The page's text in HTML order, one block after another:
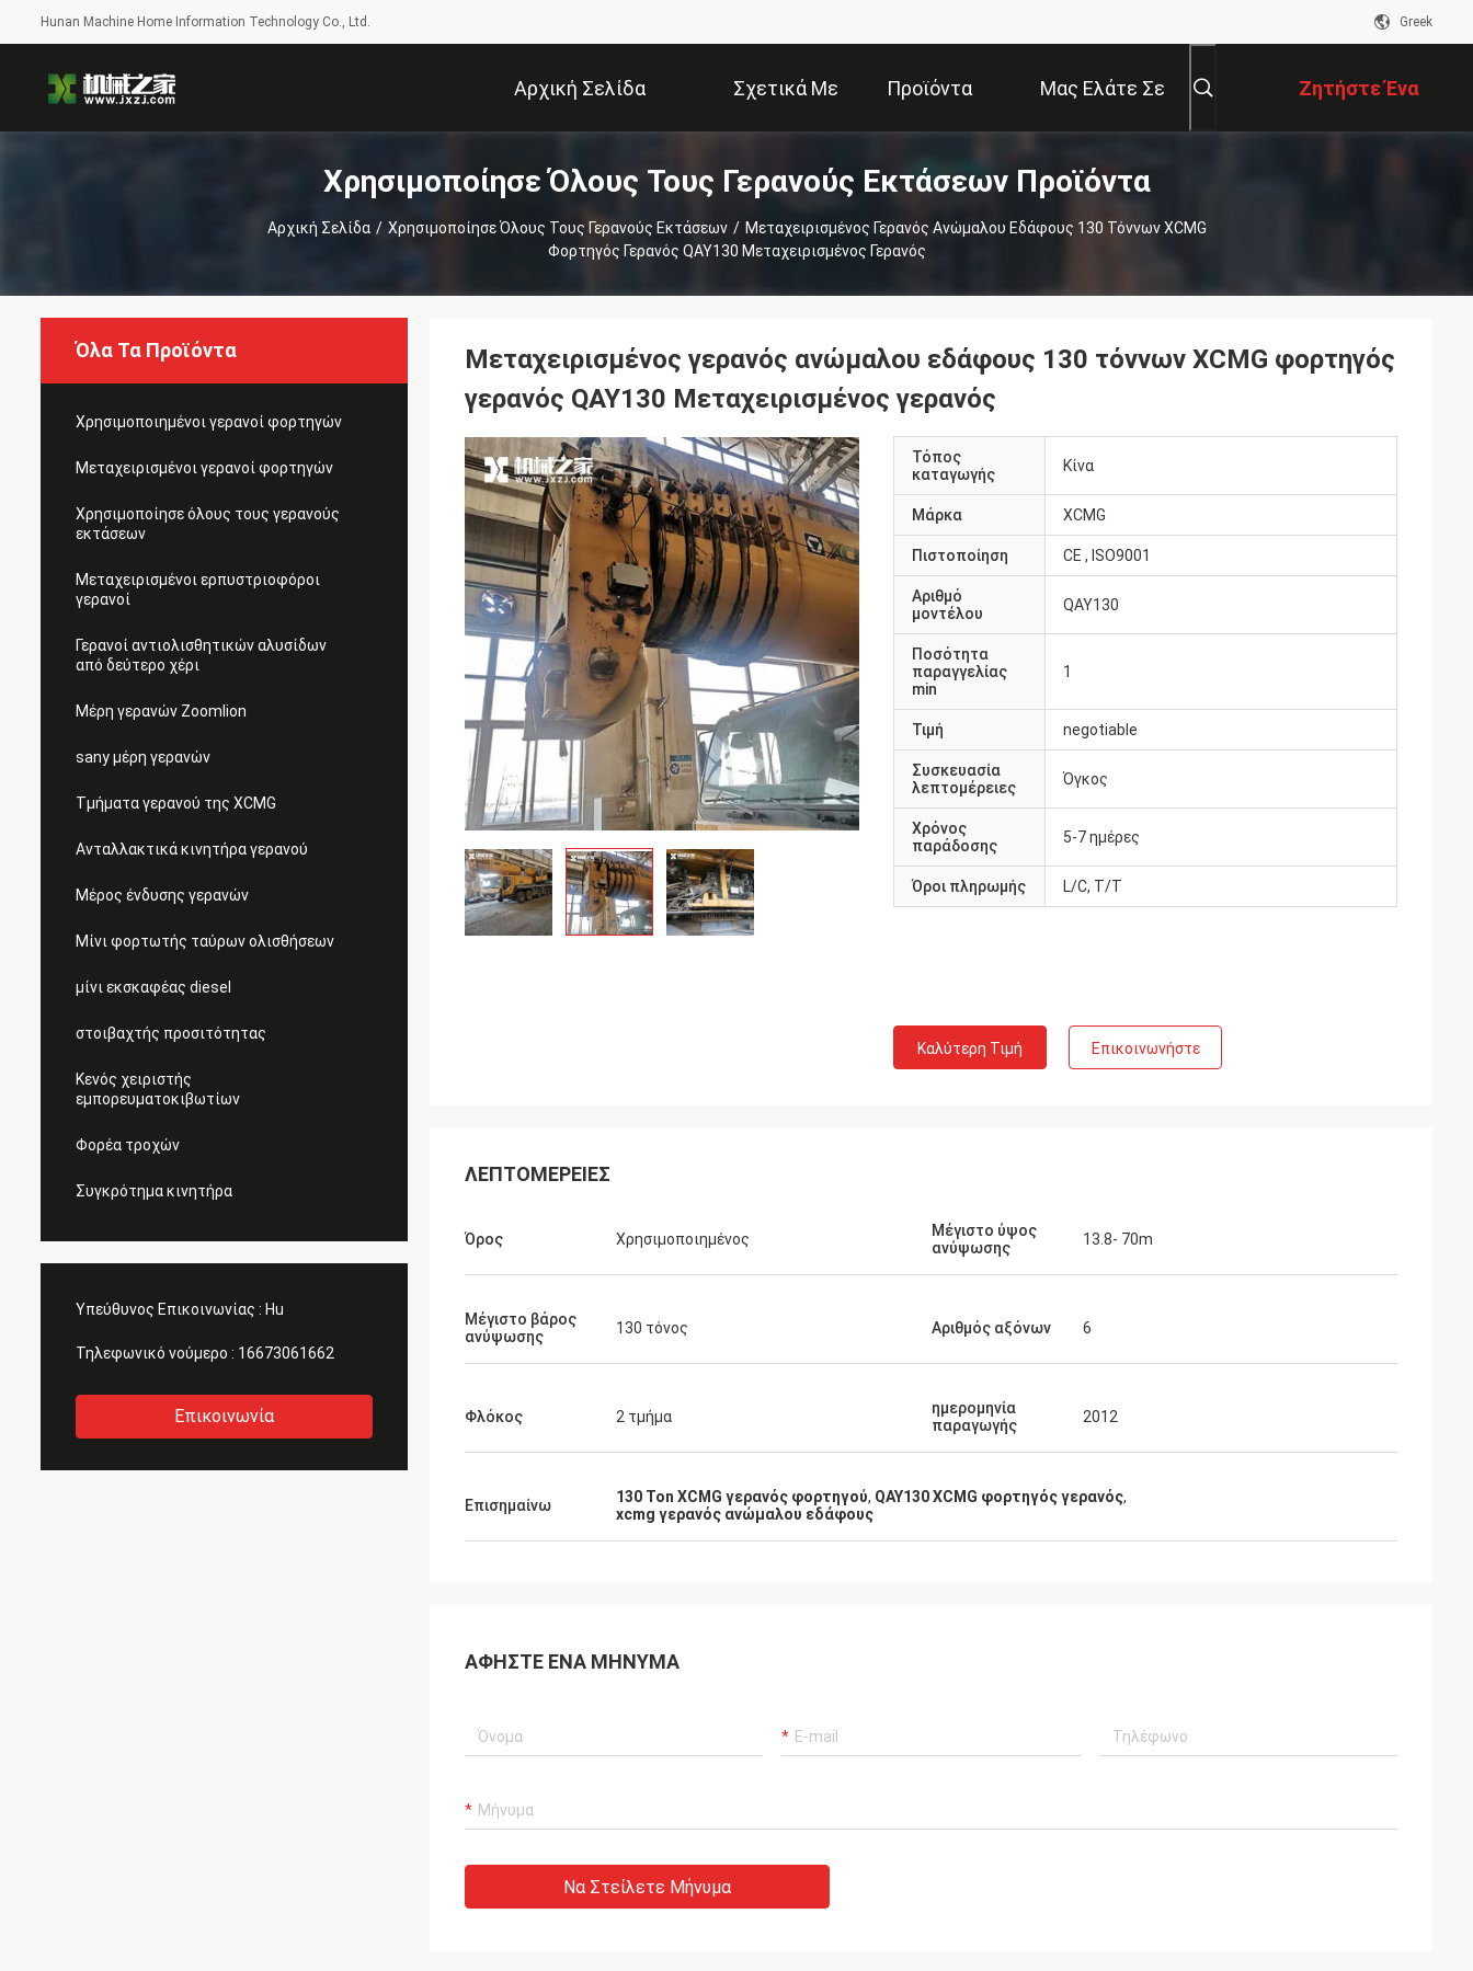
Hunan Machine Home Information Technology Co., Ltd. Greek
Αρχική Σελίδα Σχετικά Με
Εμάς
Προϊόντα Μας Ελάτε Σε
Επαφή Με
Ζητήστε Ένα
Απόσπασμα
Χρησιμοποίησε Όλους Τους Γερανούς Εκτάσεων Προϊόντα
Αρχική Σελίδα / Χρησιμοποίησε Όλους Τους Γερανούς Εκτάσεων / Μεταχειρισμένος Γερανός Ανώμαλου Εδάφους 130 Τόννων XCMG
Φορτηγός Γερανός QAY130 Μεταχειρισμένος Γερανός
Όλα Τα Προϊόντα
Χρησιμοποιημένοι γερανοί φορτηγών
Μεταχειρισμένοι γερανοί φορτηγών
Χρησιμοποίησε όλους τους γερανούς
εκτάσεων
Μεταχειρισμένοι ερπυστριοφόροι
γερανοί
Γερανοί αντιολισθητικών αλυσίδων
από δεύτερο χέρι
Μέρη γερανών Zoomlion
sany μέρη γερανών
Τμήματα γερανού της XCMG
Ανταλλακτικά κινητήρα γερανού
Μέρος ένδυσης γερανών
Μίνι φορτωτής ταύρων ολισθήσεων
μίνι εκσκαφέας diesel
στοιβαχτής προσιτότητας
Κενός χειριστής
εμπορευματοκιβωτίων
Φορέα τροχών
Συγκρότημα κινητήρα
Υπεύθυνος Επικοινωνίας : Hu
Τηλεφωνικό νούμερο : 16673061662
Επικοινωνία
Μεταχειρισμένος γερανός ανώμαλου εδάφους 130 τόννων XCMG φορτηγός
γερανός QAY130 Μεταχειρισμένος γερανός
Τόπος
καταγωγής
Κίνα
Μάρκα XCMG
Πιστοποίηση CE , ISO9001
Αριθμό
μοντέλου
QAY130
Ποσότητα
παραγγελίας
min
1
Τιμή negotiable
Συσκευασία
λεπτομέρειες
Όγκος
Χρόνος
παράδοσης
5-7 ημέρες
Όροι πληρωμής L/C, T/T
Καλύτερη Τιμή Επικοινωνήστε
ΛΕΠΤΟΜΈΡΕΙΕΣ
Όρος Χρησιμοποιημένος
Μέγιστο ύψος
ανύψωσης
13.8- 70m
Μέγιστο βάρος
ανύψωσης
130 τόνος Αριθμός αξόνων 6
Φλόκος 2 τμήμα
ημερομηνία
παραγωγής
2012
Επισημαίνω 130 Ton XCMG γερανός φορτηγού, QAY130 XCMG φορτηγός γερανός,
xcmg γερανός ανώμαλου εδάφους
ΑΦΉΣΤΕ ΈΝΑ ΜΉΝΥΜΑ
Να Στείλετε Μήνυμα